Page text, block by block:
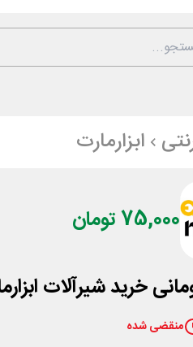
ابزارمارت
75,000 تومان
منقضی شده